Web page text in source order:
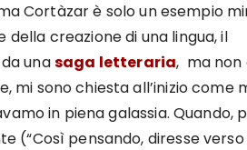
Cortàzar è solo un esempio
creazione di una lingua, il
unasaga letteraria, ma non
mi sono chiesta all’inizio come
in piena galassia. Quando,
(“Così pensando, diresse verso